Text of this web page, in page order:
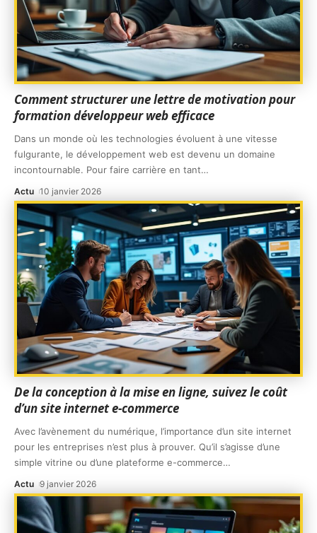
Comment structurer une lettre de motivation pour
formation développeur web efficace
Dans un monde où les technologies évoluent à une vitesse
fulgurante, le développement web est devenu un domaine
incontournable. Pour faire carrière en tant…
Actu 10 janvier 2026
De la conception à la mise en ligne, suivez le coût
d’un site internet e-commerce
Avec l’avènement du numérique, l’importance d’un site internet
pour les entreprises n’est plus à prouver. Qu’il s’agisse d’une
simple vitrine ou d’une plateforme e-commerce…
Actu 9 janvier 2026